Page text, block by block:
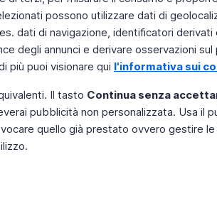
possono utilizzare dati di
dati di navigazione, identificatori
degli annunci e derivare osservazioni
più puoi visionare qui l'informativa sui
Il tasto Continua senza
pubblicità non personalizzata. Usa il
quello già prestato ovvero gestire